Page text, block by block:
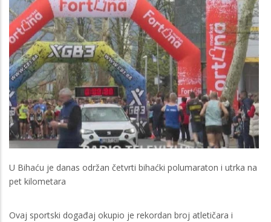
U Bihaću je danas održan četvrti bihaćki polumaraton i utrka na
pet kilometara
Ovaj sportski događaj okupio je rekordan broj atletičara i